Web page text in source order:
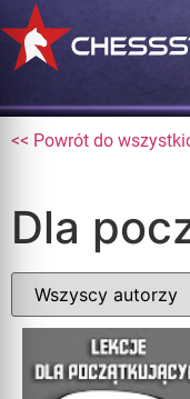
<< Powrót do
Dla